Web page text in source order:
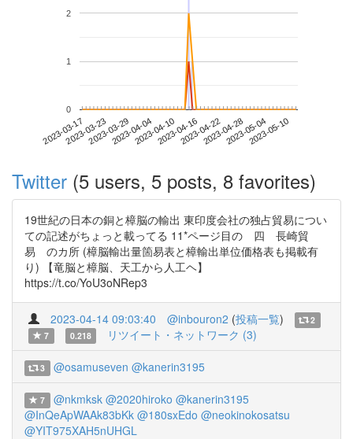
2023-03-172023-03-232023-03-292023-04-042023-04-102023-04-162023-04-222023-04-282023-05-042023-05-10
0
1
2
Twitter (5 users, 5 posts, 8 favorites)
19世紀の日本の銅と樟脳の輸出 東印度会社の独占貿易につい
ての記述がちょっと載ってる 11*ページ目の 四 長崎貿
易 のカ所 (樟脳輸出量箇易表と樟輸出単位価格表も掲載有
り) 【竜脳と樟脳、天工から人工ヘ】
https://t.co/YoU3oNRep3
2023-04-14 09:03:40 @inbouron2 (投稿一覧)
2
7
0.218 リツイート・ネットワーク (3)
3 @osamuseven @kanerin3195
7 @nkmksk @2020hiroko @kanerin3195
@InQeApWAAk83bKk @180sxEdo @neokinokosatsu
@YIT975XAH5nUHGL